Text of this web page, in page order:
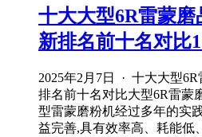
十大大型6R雷蒙磨
新排名前十名对比
2025年2月7日 · 十大大型
排名前十名对比大型6R雷蒙
型雷蒙磨粉机经过多年的实
益完善,具有效率高、耗能低